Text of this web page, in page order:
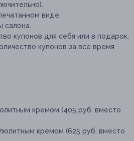
виде.
купонов для себя или в подарок.
купонов за все время
кремом (405 руб. вместо
кремом (625 руб. вместо